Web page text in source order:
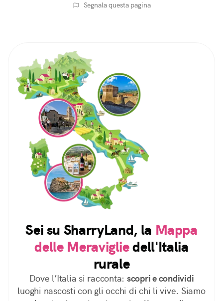
Segnala questa pagina
Sei su SharryLand, la Mappa
delle Meravigliedell'Italia
rurale
Dove l’Italia si racconta: scopri e condividi
luoghi nascosti con gli occhi di chi li vive. Siamo